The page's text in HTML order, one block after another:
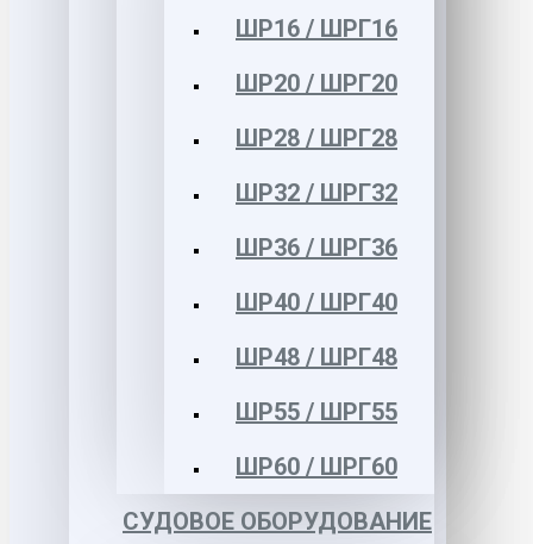
ШР16 / ШРГ16
ШР20 / ШРГ20
ШР28 / ШРГ28
ШР32 / ШРГ32
ШР36 / ШРГ36
ШР40 / ШРГ40
ШР48 / ШРГ48
ШР55 / ШРГ55
ШР60 / ШРГ60
СУДОВОЕ ОБОРУДОВАНИЕ